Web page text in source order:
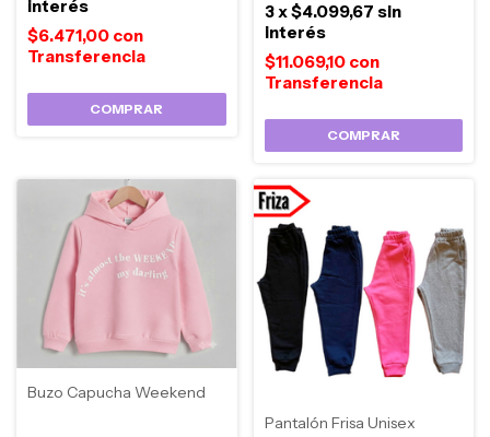
$6.471,00 con
interés
COMPRAR
$11.069,10 con
3 x$4.099,67 sin
interés
COMPRAR
Buzo Capucha Weekend
Pantalón Frisa Unisex